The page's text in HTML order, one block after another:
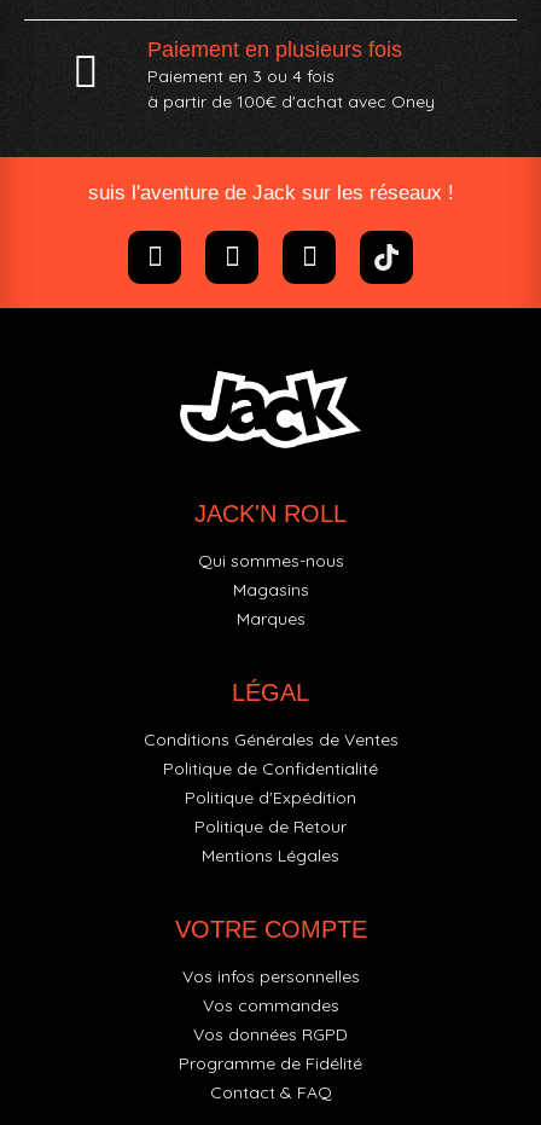
Paiement en plusieurs fois
Paiement en 3 ou 4 fois
à partir de 100€ d'achat avec Oney​
suis l'aventure de Jack sur les réseaux !
JACK'N ROLL
Qui sommes-nous
Magasins
Marques
LÉGAL
Conditions Générales de Ventes
Politique de Confidentialité
Politique d'Expédition
Politique de Retour
Mentions Légales
VOTRE COMPTE
Vos infos personnelles
Vos commandes
Vos données RGPD
Programme de Fidélité
Contact & FAQ